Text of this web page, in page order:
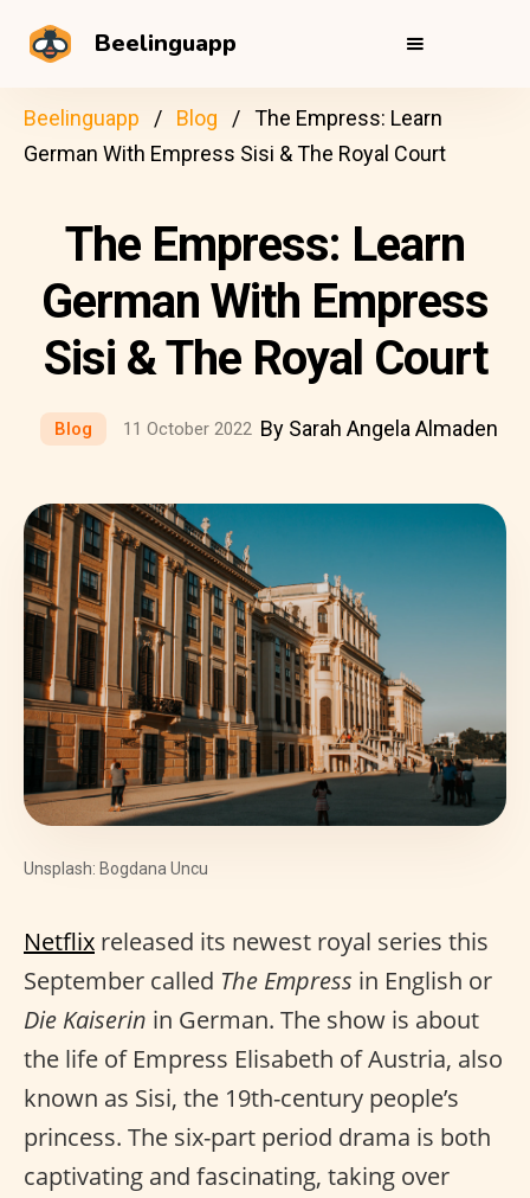
Beelinguapp
Beelinguapp Blog
The Empress: Learn
German With Empress Sisi & The Royal Court
The Empress: Learn
German With Empress
Sisi & The Royal Court
Blog 11 October 2022 By Sarah Angela Almaden
Unsplash: Bogdana Uncu
Netflix released its newest royal series this
September called The Empress in English or
Die Kaiserin in German. The show is about
the life of Empress Elisabeth of Austria, also
known as Sisi, the 19th-century people’s
princess. The six-part period drama is both
captivating and fascinating, taking over